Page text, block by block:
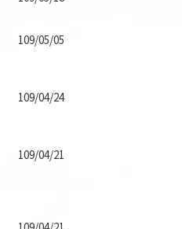
109/05/05
109/04/24
109/04/21